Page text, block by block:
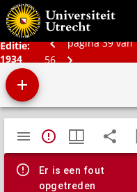
Editie:
1934
pagina 39 van
56
Schoolatlas der geheele aarde
Mirador
viewer
TypeError:
Er is een fout
opgetreden